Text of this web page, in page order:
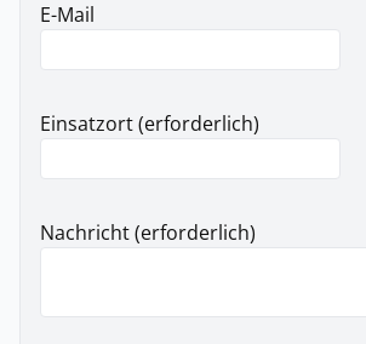
E-Mail
Einsatzort (erforderlich)
Nachricht (erforderlich)